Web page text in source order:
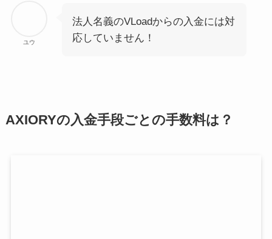
ユウ
法人名義のVLoadからの入金には対
応していません！
AXIORYの入金手段ごとの手数料は？